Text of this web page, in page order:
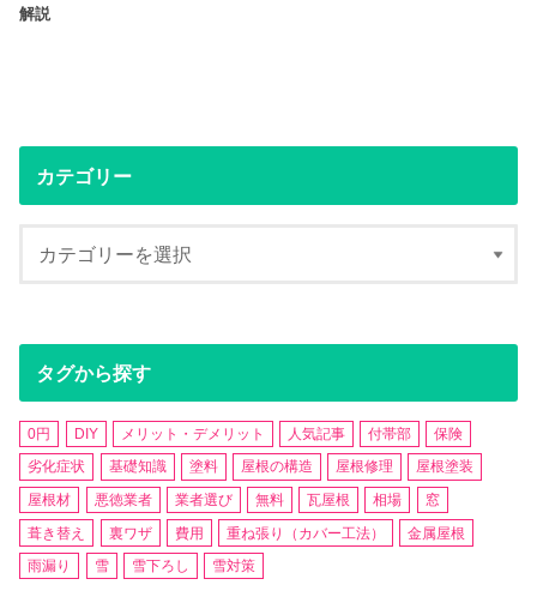
解説
カテゴリー
タグから探す
0円 DIY メリット・デメリット 人気記事 付帯部
保険
劣化症状
基礎知識 塗料 屋根の構造 屋根修理
屋根塗装
屋根材
悪徳業者 業者選び 無料 瓦屋根 相場
窓
葺き替え
裏ワザ 費用 重ね張り（カバー工法）
金属屋根
雨漏り
雪 雪下ろし 雪対策